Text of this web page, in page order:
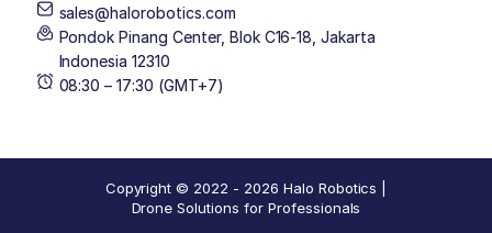
sales@halorobotics.com
Pondok Pinang Center, Blok C16-18, Jakarta
Indonesia 12310
08:30 – 17:30 (GMT+7)
Copyright © 2022 - 2026 Halo Robotics |
Drone Solutions for Professionals